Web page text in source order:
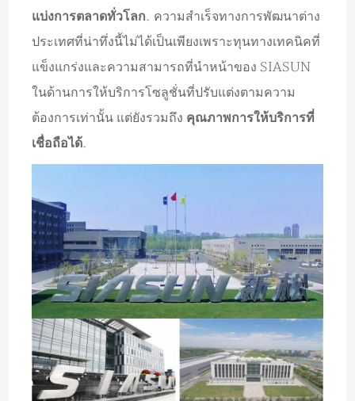
แบ่งการตลาดทั่วโลก. ความสำเร็จทางการพัฒนาต่าง
ประเทศที่น่าทึ่งนี้ไม่ได้เป็นเพียงเพราะทุนทางเทคนิคที่
แข็งแกร่งและความสามารถที่นำหน้าของ SIASUN
ในด้านการให้บริการโซลูชั่นที่ปรับแต่งตามความ
ต้องการเท่านั้น แต่ยังรวมถึง คุณภาพการให้บริการที่
เชื่อถือได้.